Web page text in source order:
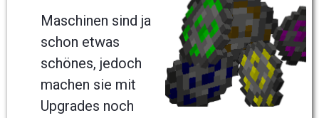
Maschinen sind ja
schon etwas
schönes, jedoch
machen sie mit
Upgrades noch